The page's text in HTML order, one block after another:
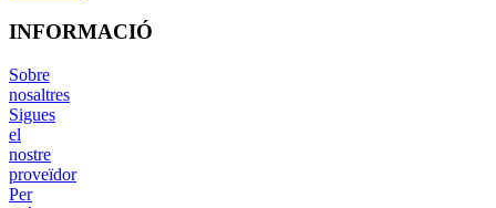
INFORMACIÓ
Sobre
nosaltres
Sigues
el
nostre
proveïdor
Per